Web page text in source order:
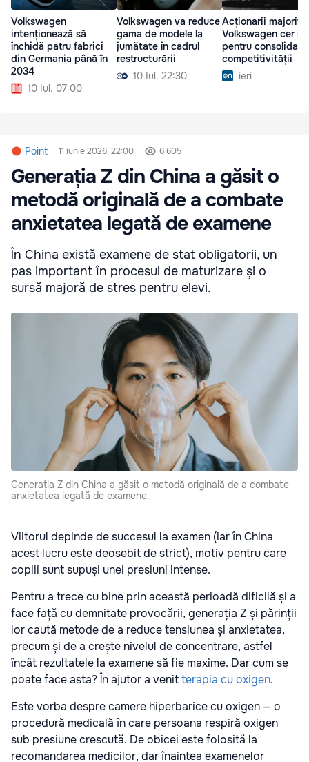
Volkswagen
intenționează să
închidă patru fabrici
din Germania până în
2034
10 Iul. 07:00
Volkswagen va reduce
gama de modele la
jumătate în cadrul
restructurării
10 Iul. 22:30
Acționarii
Volkswagen cer
pentru
competitivității
ieri
Point 11 iunie 2026, 22:00 6 605
Generația Z din China a găsit o
metodă originală de a combate
anxietatea legată de examene
În China există examene de stat obligatorii, un
pas important în procesul de maturizare și o
sursă majoră de stres pentru elevi.
Generația Z din China a găsit o metodă originală de a combate
anxietatea legată de examene.
Viitorul depinde de succesul la examen (iar în China
acest lucru este deosebit de strict), motiv pentru care
copiii sunt supuși unei presiuni intense.
Pentru a trece cu bine prin această perioadă dificilă și a
face față cu demnitate provocării, generația Z și părinții
lor caută metode de a reduce tensiunea și anxietatea,
precum și de a crește nivelul de concentrare, astfel
încât rezultatele la examene să fie maxime. Dar cum se
poate face asta? În ajutor a venitterapia cu oxigen.
Este vorba despre camere hiperbarice cu oxigen — o
procedură medicală în care persoana respiră oxigen
sub presiune crescută. De obicei este folosită la
recomandarea medicilor, dar înaintea examenelor